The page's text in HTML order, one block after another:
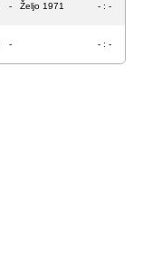
- Željo 1971 - : -
- - : -